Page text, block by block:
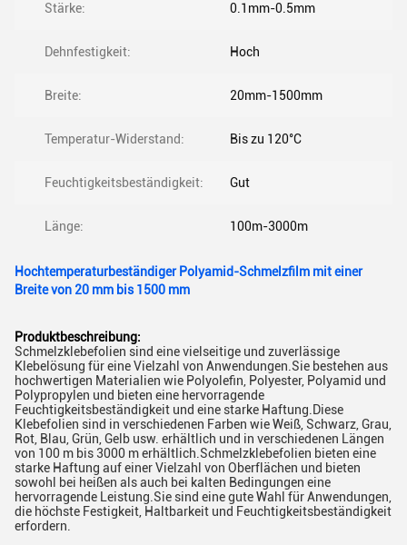
Stärke: 0.1mm-0.5mm
Dehnfestigkeit: Hoch
Breite: 20mm-1500mm
Temperatur-Widerstand: Bis zu 120°C
Feuchtigkeitsbeständigkeit: Gut
Länge: 100m-3000m
Hochtemperaturbeständiger Polyamid-Schmelzfilm mit einer
Breite von 20 mm bis 1500 mm
Produktbeschreibung:
Schmelzklebefolien sind eine vielseitige und zuverlässige
Klebelösung für eine Vielzahl von Anwendungen.Sie bestehen aus
hochwertigen Materialien wie Polyolefin, Polyester, Polyamid und
Polypropylen und bieten eine hervorragende
Feuchtigkeitsbeständigkeit und eine starke Haftung.Diese
Klebefolien sind in verschiedenen Farben wie Weiß, Schwarz, Grau,
Rot, Blau, Grün, Gelb usw. erhältlich und in verschiedenen Längen
von 100 m bis 3000 m erhältlich.Schmelzklebefolien bieten eine
starke Haftung auf einer Vielzahl von Oberflächen und bieten
sowohl bei heißen als auch bei kalten Bedingungen eine
hervorragende Leistung.Sie sind eine gute Wahl für Anwendungen,
die höchste Festigkeit, Haltbarkeit und Feuchtigkeitsbeständigkeit
erfordern.